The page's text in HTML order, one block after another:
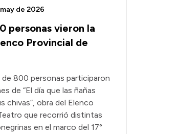
personas vieron la
Provincial de
de 2026
de 800 personas participaron
de “El día que las ñañas
chivas”, obra del Elenco
que recorrió distintas
en el marco del 17°